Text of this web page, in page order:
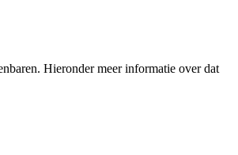
Hieronder meer informatie over dat